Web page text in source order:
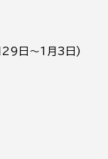
29日～1月3日)